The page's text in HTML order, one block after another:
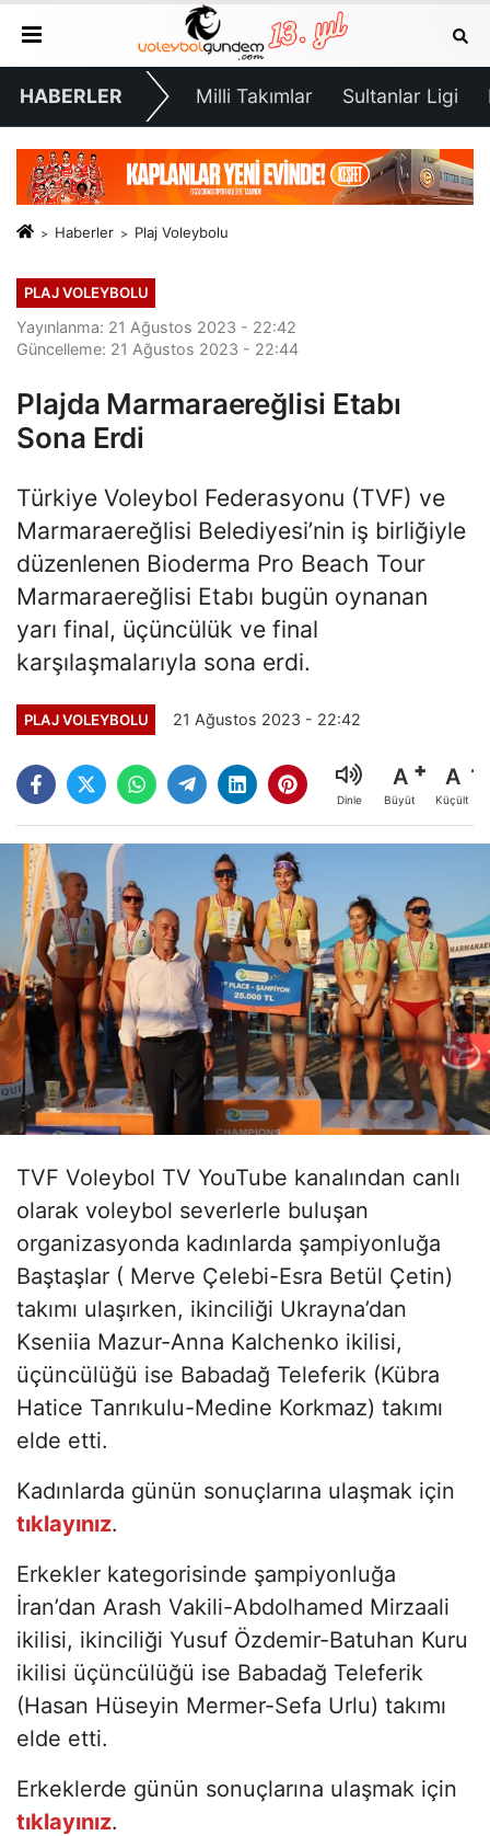
HABERLER Milli Takımlar Sultanlar Ligi
Haberler Plaj Voleybolu
PLAJ VOLEYBOLU
Yayınlanma: 21 Ağustos 2023 - 22:42
Güncelleme: 21 Ağustos 2023 - 22:44
Plajda Marmaraereğlisi Etabı
Sona Erdi
Türkiye Voleybol Federasyonu (TVF) ve
Marmaraereğlisi Belediyesi’nin iş birliğiyle
düzenlenen Bioderma Pro Beach Tour
Marmaraereğlisi Etabı bugün oynanan
yarı final, üçüncülük ve final
karşılaşmalarıyla sona erdi.
PLAJ VOLEYBOLU 21 Ağustos 2023 - 22:42
Dinle
A
Büyüt
A
Küçült
TVF Voleybol TV YouTube kanalından canlı
olarak voleybol severlerle buluşan
organizasyonda kadınlarda şampiyonluğa
Baştaşlar ( Merve Çelebi-Esra Betül Çetin)
takımı ulaşırken, ikinciliği Ukrayna’dan
Kseniia Mazur-Anna Kalchenko ikilisi,
üçüncülüğü ise Babadağ Teleferik (Kübra
Hatice Tanrıkulu-Medine Korkmaz) takımı
elde etti.
Kadınlarda günün sonuçlarına ulaşmak için
tıklayınız.
Erkekler kategorisinde şampiyonluğa
İran’dan Arash Vakili-Abdolhamed Mirzaali
ikilisi, ikinciliği Yusuf Özdemir-Batuhan Kuru
ikilisi üçüncülüğü ise Babadağ Teleferik
(Hasan Hüseyin Mermer-Sefa Urlu) takımı
elde etti.
Erkeklerde günün sonuçlarına ulaşmak için
tıklayınız.